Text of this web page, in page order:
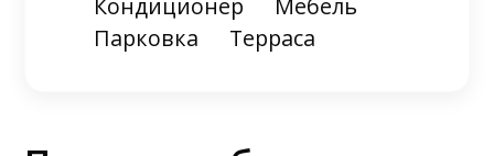
Кондиционер
Мебель
Парковка
Терраса